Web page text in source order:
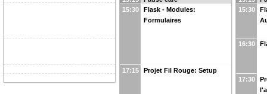
15:30
Flask - Modules:
Formulaires
17:15 Projet Fil Rouge: Setup
15:30
16:30
17:30